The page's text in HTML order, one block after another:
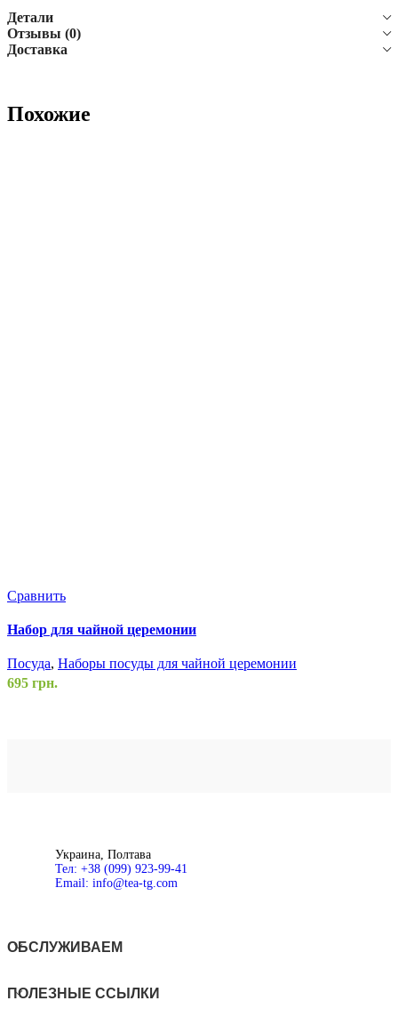
Детали
Отзывы (0)
Доставка
Похожие
Сравнить
Набор для чайной церемонии
Посуда, Наборы посуды для чайной церемонии
695 грн.
Украина, Полтава
Тел: +38 (099) 923-99-41
Email: info@tea-tg.com
ОБСЛУЖИВАЕМ
ПОЛЕЗНЫЕ ССЫЛКИ